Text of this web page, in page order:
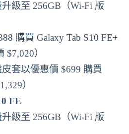
級至 256GB（Wi-Fi 版
購買 Galaxy Tab S10 FE+
$7,020）
套以優惠價 $699 購買
）
FE
級至 256GB（Wi-Fi 版